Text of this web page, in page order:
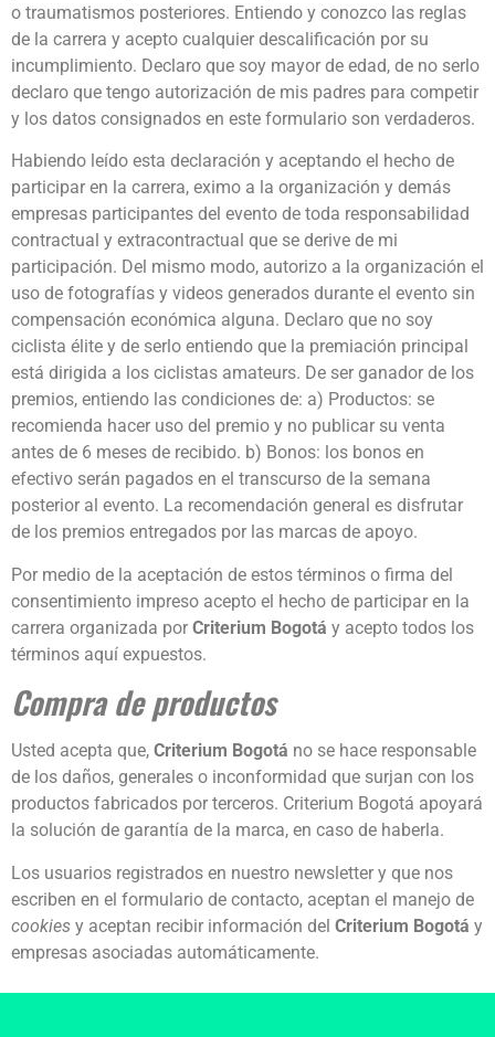
o traumatismos posteriores. Entiendo y conozco las reglas
de la carrera y acepto cualquier descalificación por su
incumplimiento. Declaro que soy mayor de edad, de no serlo
declaro que tengo autorización de mis padres para competir
y los datos consignados en este formulario son verdaderos.
Habiendo leído esta declaración y aceptando el hecho de
participar en la carrera, eximo a la organización y demás
empresas participantes del evento de toda responsabilidad
contractual y extracontractual que se derive de mi
participación. Del mismo modo, autorizo a la organización el
uso de fotografías y videos generados durante el evento sin
compensación económica alguna. Declaro que no soy
ciclista élite y de serlo entiendo que la premiación principal
está dirigida a los ciclistas amateurs. De ser ganador de los
premios, entiendo las condiciones de: a) Productos: se
recomienda hacer uso del premio y no publicar su venta
antes de 6 meses de recibido. b) Bonos: los bonos en
efectivo serán pagados en el transcurso de la semana
posterior al evento. La recomendación general es disfrutar
de los premios entregados por las marcas de apoyo.
Por medio de la aceptación de estos términos o firma del
consentimiento impreso acepto el hecho de participar en la
carrera organizada por Criterium Bogotá y acepto todos los
términos aquí expuestos.
Compra de productos
Usted acepta que, Criterium Bogotá no se hace responsable
de los daños, generales o inconformidad que surjan con los
productos fabricados por terceros. Criterium Bogotá apoyará
la solución de garantía de la marca, en caso de haberla.
Los usuarios registrados en nuestro newsletter y que nos
escriben en el formulario de contacto, aceptan el manejo de
cookies y aceptan recibir información del Criterium Bogotá y
empresas asociadas automáticamente.